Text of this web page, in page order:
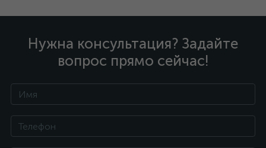
Нужна консультация? Задайте
вопрос прямо сейчас!